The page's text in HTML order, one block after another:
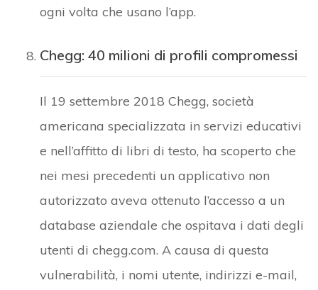
ogni volta che usano l’app.
Chegg: 40 milioni di profili compromessi
Il 19 settembre 2018 Chegg, società
americana specializzata in servizi educativi
e nell’affitto di libri di testo, ha scoperto che
nei mesi precedenti un applicativo non
autorizzato aveva ottenuto l’accesso a un
database aziendale che ospitava i dati degli
utenti di chegg.com. A causa di questa
vulnerabilità, i nomi utente, indirizzi e-mail,